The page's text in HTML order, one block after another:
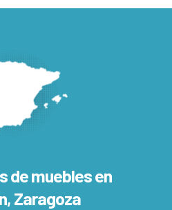
de muebles en
Zaragoza